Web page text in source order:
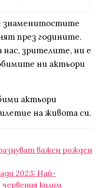
знаменитостите
през годините.
зрителите, ни е
ни актьори
актьори
на живота си.
важен рожден
2023: Най-
килим